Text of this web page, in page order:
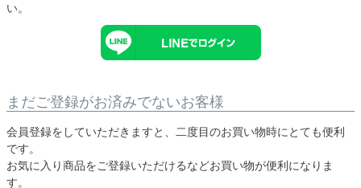
い。
まだご登録がお済みでないお客様
会員登録をしていただきますと、二度目のお買い物時にとても便利
です。
お気に入り商品をご登録いただけるなどお買い物が便利になりま
す。